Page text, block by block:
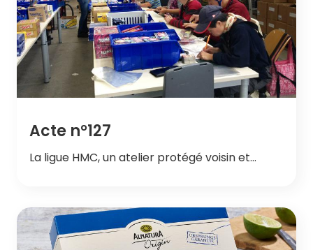
Acte n°127
La ligue HMC, un atelier protégé voisin et…